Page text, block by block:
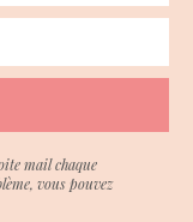
mail chaque
vous pouvez